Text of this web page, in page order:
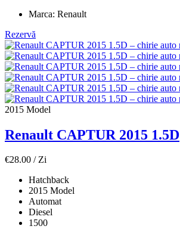
Marca: Renault
Rezervă
2015 Model
Renault CAPTUR 2015 1.5D
€28.00 / Zi
Hatchback
2015 Model
Automat
Diesel
1500